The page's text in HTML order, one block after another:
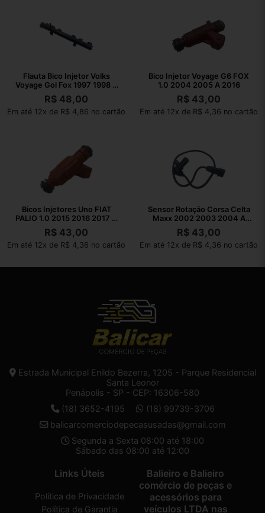
Flauta Bico Injetor Volks
Voyage Gol Fox 1997 1998 A
2017
R$ 48,00
Em até 12x de R$ 4,86 no cartão
Bico Injetor Voyage G6 FOX
1.0 2004 2005 A 2016
R$ 43,00
Em até 12x de R$ 4,36 no cartão
Bicos Injetores Uno FIAT
PALIO 1.0 2015 2016 2017 A
2022
R$ 43,00
Em até 12x de R$ 4,36 no cartão
Sensor Rotação Corsa Celta
Maxx 2002 2003 2004 A
2010
R$ 43,00
Em até 12x de R$ 4,36 no cartão
Estrada Municipal Enildo Bezerra, 1205 - Parque Residencial
Santa Leonor
Penápolis - SP - CEP: 16306-580
(18) 3652-4195
(18) 99739-3706
balicarcomerciodepecasusadas@gmail.com
Segunda a Sexta 08:00 até 18:00
Sábado das 08:00 até 12:00
Links Úteis
Política de Privacidade
Política de Garantia
Balieiro e Balieiro
comércio de peças e
acessórios para
veículos LTDA nas